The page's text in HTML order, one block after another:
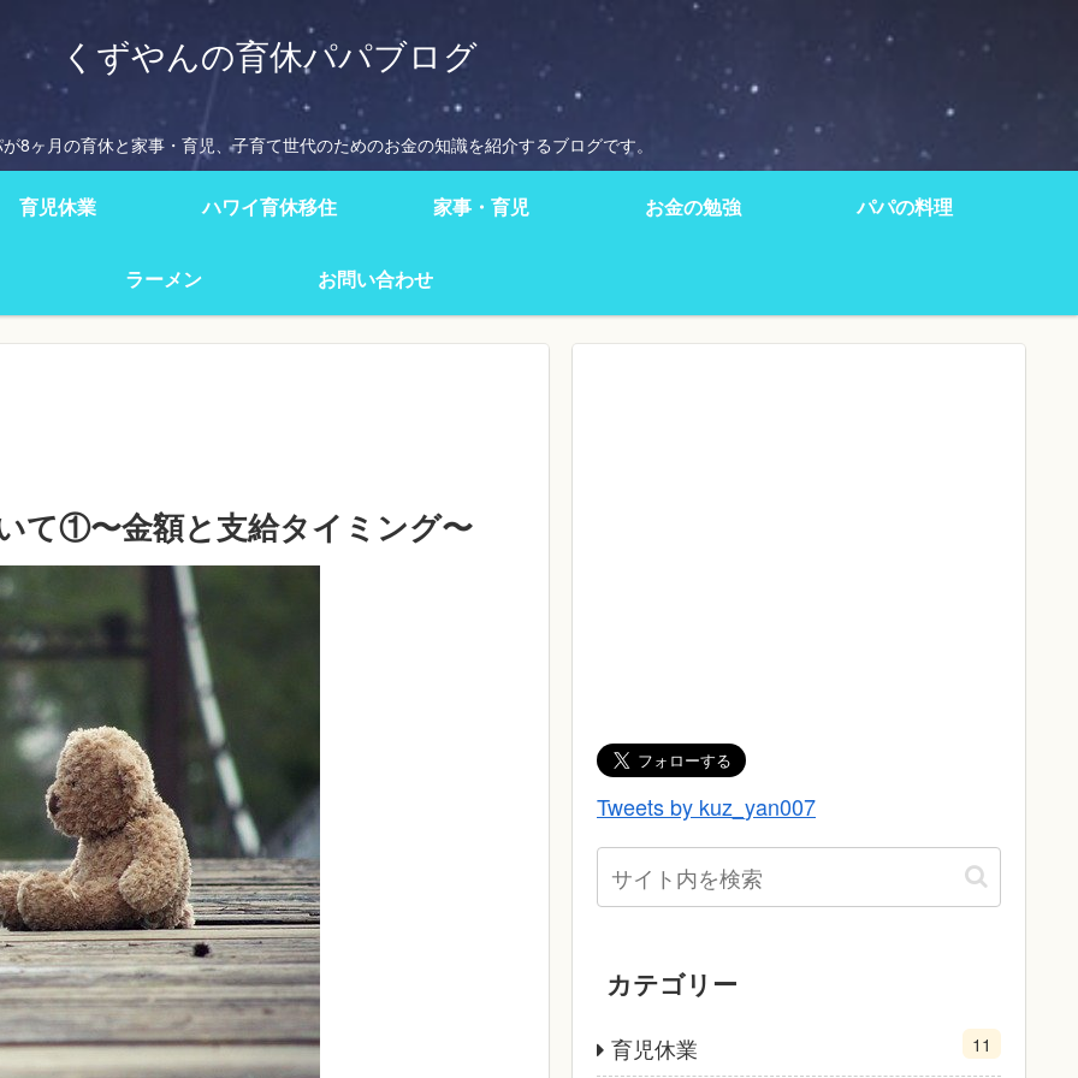
くずやんの育休パパブログ
8ヶ月の育休と家事・育児、子育て世代のためのお金の知識を紹介するブログです。
育児休業 ハワイ育休移住 家事・育児 お金の勉強 パパの料理
ラーメン お問い合わせ
て①〜金額と支給タイミング〜
Tweets by kuz_yan007
カテゴリー
育児休業 11